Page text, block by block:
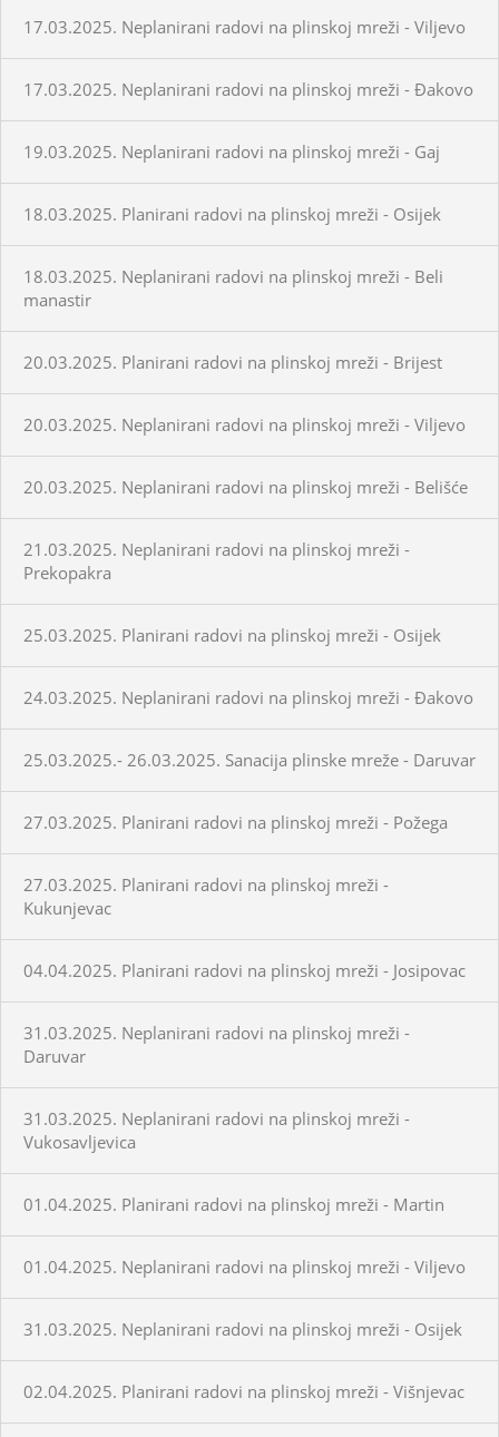
17.03.2025. Neplanirani radovi na plinskoj mreži - Viljevo
17.03.2025. Neplanirani radovi na plinskoj mreži - Đakovo
19.03.2025. Neplanirani radovi na plinskoj mreži - Gaj
18.03.2025. Planirani radovi na plinskoj mreži - Osijek
18.03.2025. Neplanirani radovi na plinskoj mreži - Beli
manastir
20.03.2025. Planirani radovi na plinskoj mreži - Brijest
20.03.2025. Neplanirani radovi na plinskoj mreži - Viljevo
20.03.2025. Neplanirani radovi na plinskoj mreži - Belišće
21.03.2025. Neplanirani radovi na plinskoj mreži -
Prekopakra
25.03.2025. Planirani radovi na plinskoj mreži - Osijek
24.03.2025. Neplanirani radovi na plinskoj mreži - Đakovo
25.03.2025.- 26.03.2025. Sanacija plinske mreže - Daruvar
27.03.2025. Planirani radovi na plinskoj mreži - Požega
27.03.2025. Planirani radovi na plinskoj mreži -
Kukunjevac
04.04.2025. Planirani radovi na plinskoj mreži - Josipovac
31.03.2025. Neplanirani radovi na plinskoj mreži -
Daruvar
31.03.2025. Neplanirani radovi na plinskoj mreži -
Vukosavljevica
01.04.2025. Planirani radovi na plinskoj mreži - Martin
01.04.2025. Neplanirani radovi na plinskoj mreži - Viljevo
31.03.2025. Neplanirani radovi na plinskoj mreži - Osijek
02.04.2025. Planirani radovi na plinskoj mreži - Višnjevac